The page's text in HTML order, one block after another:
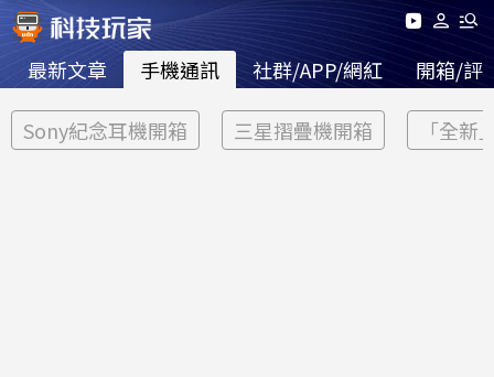
最新文章 手機通訊 社群/APP/網紅 開箱/評
Sony紀念耳機開箱 三星摺疊機開箱 「全新